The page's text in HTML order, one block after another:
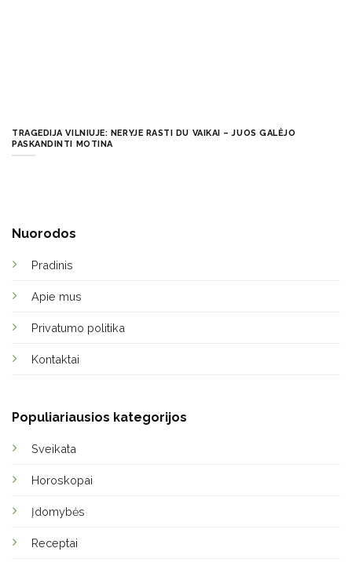
Nuorodos
Pradinis
Apie mus
Privatumo politika
Kontaktai
Populiariausios kategorijos
Sveikata
Horoskopai
Įdomybės
Receptai
TRAGEDIJA VILNIUJE: NERYJE RASTI DU VAIKAI – JUOS GALĖJO
PASKANDINTI MOTINA